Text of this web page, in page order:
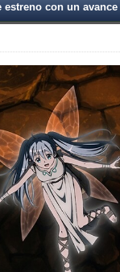
estreno con un avance